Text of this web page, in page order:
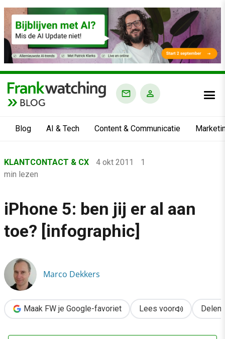
BLOG
Blog AI & Tech Content & Communicatie
›
›
Klantcontact & CX
›
KLANTCONTACT & CX 4 okt 2011
1
min lezen
iPhone 5: ben jij er al aan
toe? [infographic]
Marco Dekkers
Maak FW je Google-favoriet Lees voor Delen